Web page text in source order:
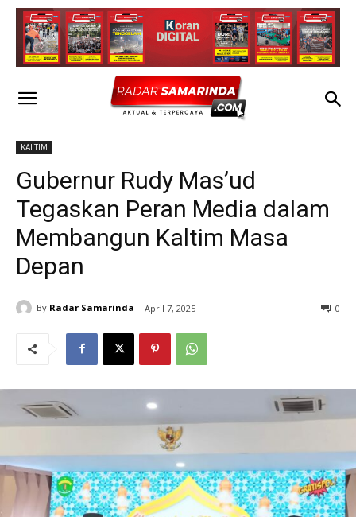
KALTIM
Gubernur Rudy Mas’ud
Tegaskan Peran Media dalam
Membangun Kaltim Masa
Depan
By Radar Samarinda April 7, 2025 0